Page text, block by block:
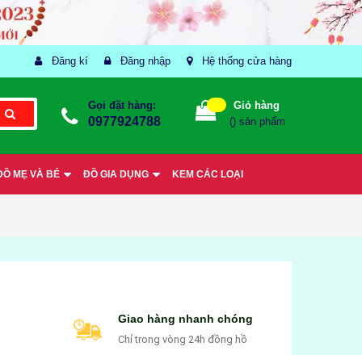
Đăng kí Đăng nhập Hệ thống cửa hàng
Gọi đặt hàng:
0977924788
Giỏ hàng
() sản phẩm
MẸ VÀ BÉ ĐỒ GIA DỤNG KEM CÁC LOẠI
Giao hàng nhanh chóng
Chỉ trong vòng 24h đồng hồ